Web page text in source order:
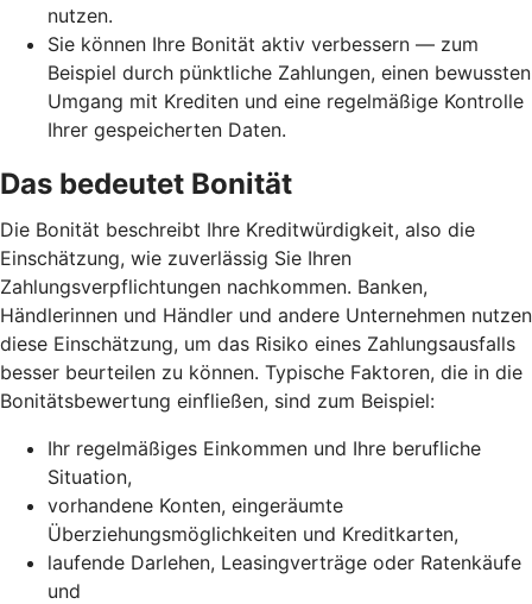
nutzen.
Sie können Ihre Bonität aktiv verbessern — zum
Beispiel durch pünktliche Zahlungen, einen bewussten
Umgang mit Krediten und eine regelmäßige Kontrolle
Ihrer gespeicherten Daten.
Das bedeutet Bonität
Die Bonität beschreibt Ihre Kreditwürdigkeit, also die
Einschätzung, wie zuverlässig Sie Ihren
Zahlungsverpflichtungen nachkommen. Banken,
Händlerinnen und Händler und andere Unternehmen nutzen
diese Einschätzung, um das Risiko eines Zahlungsausfalls
besser beurteilen zu können. Typische Faktoren, die in die
Bonitätsbewertung einfließen, sind zum Beispiel:
Ihr regelmäßiges Einkommen und Ihre berufliche
Situation,
vorhandene Konten, eingeräumte
Überziehungsmöglichkeiten und Kreditkarten,
laufende Darlehen, Leasingverträge oder Ratenkäufe
und